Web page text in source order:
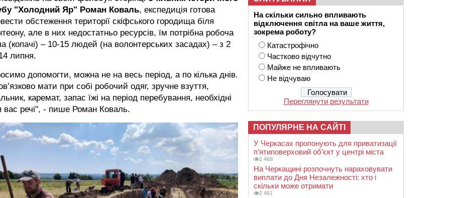
"Холодний Яр" Роман Коваль, експедиція готова
обстеження території скіфського городища біля
але в них недостатньо ресурсів, їм потрібна робоча
(копачі) – 10-15 людей (на волонтерських засадах) – з 2
липня.
допомогти, можна не на весь період, а по кілька днів.
мати при собі робочий одяг, зручне взуття,
каремат, запас їжі на період перебування, необхідні
вас речі", - пише Роман Коваль.
На скільки сильно впливають
відключення світла на ваше життя,
зокрема роботу?
Катастрофічно
Частково відчутно
Майже не впливають
Не відчуваю
Переглянути результати
ПОПУЛЯРНЕ НА САЙТІ
У Черкасах пропонують для приватизації
п’ятиповерховий об’єкт у центрі міста
2 469
На Черкащині розпочнуть нараховувати
виплати до Дня Незалежності: хто і
скільки може отримати
2 461